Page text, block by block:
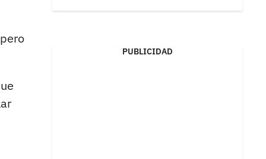
PUBLICIDAD